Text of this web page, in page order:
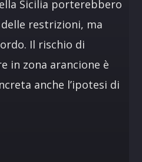
Sicilia porterebbero
restrizioni, ma
Il rischio di
in zona arancione è
anche l’ipotesi di